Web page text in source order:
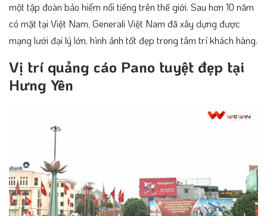
một tập đoàn bảo hiểm nổi tiếng trên thế giới. Sau hơn 10 năm
có mặt tại Việt Nam, Generali Việt Nam đã xây dựng được
mạng lưới đại lý lớn, hình ảnh tốt đẹp trong tâm trí khách hàng.
Vị trí quảng cáo Pano tuyệt đẹp tại
Hưng Yên